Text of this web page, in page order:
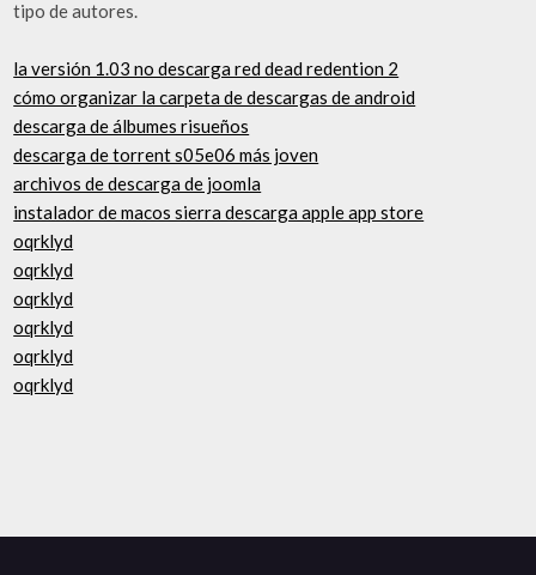
tipo de autores.
la versión 1.03 no descarga red dead redention 2
cómo organizar la carpeta de descargas de android
descarga de álbumes risueños
descarga de torrent s05e06 más joven
archivos de descarga de joomla
instalador de macos sierra descarga apple app store
oqrklyd
oqrklyd
oqrklyd
oqrklyd
oqrklyd
oqrklyd